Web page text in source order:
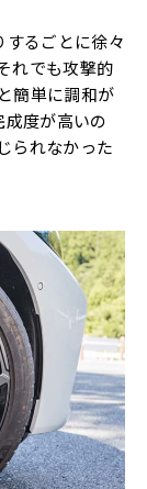
るごとに徐々
れでも攻撃的
簡単に調和が
度が高いの
られなかった